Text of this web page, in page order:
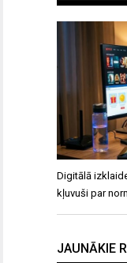
Digitālā
kļuvuši par
JAUNĀKIE